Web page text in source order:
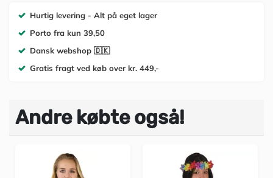
Hurtig levering - Alt på eget lager
Porto fra kun 39,50
Dansk webshop 🇩🇰
Gratis fragt ved køb over kr. 449,-
Andre købte også!